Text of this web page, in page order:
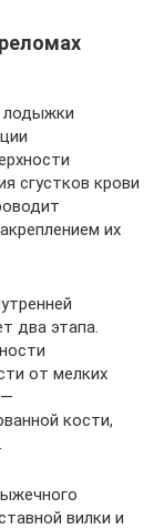
лодыжки
сгустков крови
их
два этапа.
от мелких
кости,
вилки и